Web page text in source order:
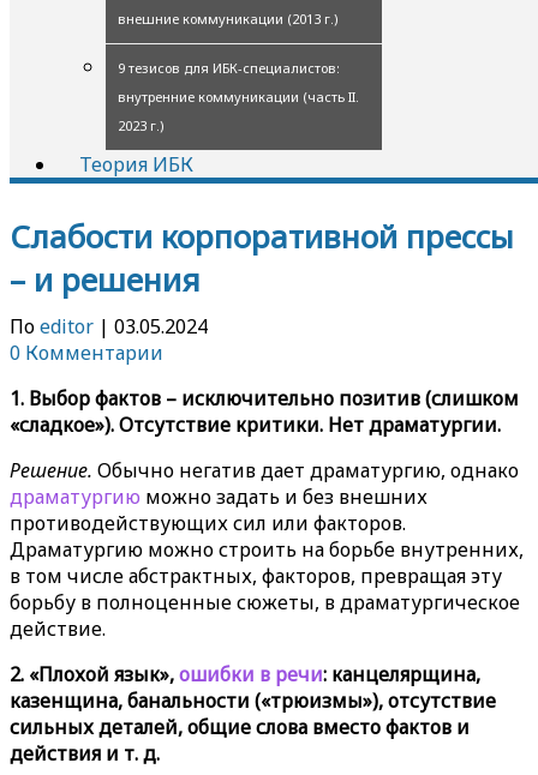
внешние коммуникации (2013 г.)
9 тезисов для ИБК-специалистов:
внутренние коммуникации (часть II.
2023 г.)
Теория ИБК
Слабости корпоративной прессы
– и решения
Поeditor | 03.05.2024
0 Комментарии
1. Выбор фактов – исключительно позитив (слишком
«сладкое»). Отсутствие критики. Нет драматургии.
Решение. Обычно негатив дает драматургию, однако
драматургию можно задать и без внешних
противодействующих сил или факторов.
Драматургию можно строить на борьбе внутренних,
в том числе абстрактных, факторов, превращая эту
борьбу в полноценные сюжеты, в драматургическое
действие.
2. «Плохой язык»,ошибки в речи: канцелярщина,
казенщина, банальности («трюизмы»), отсутствие
сильных деталей, общие слова вместо фактов и
действия и т. д.